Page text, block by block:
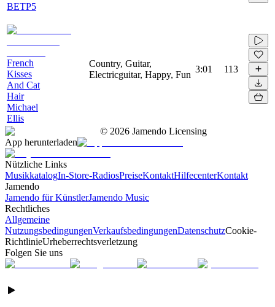
BETP5
French
Kisses
And Cat
Hair
Michael
Ellis
Country, Guitar,
Electricguitar, Happy, Fun
3:01 113
© 2026 Jamendo Licensing
App herunterladen
Nützliche Links
MusikkatalogIn-Store-RadiosPreiseKontaktHilfecenterKontakt
Jamendo
Jamendo für KünstlerJamendo Music
Rechtliches
Allgemeine
NutzungsbedingungenVerkaufsbedingungenDatenschutzCookie-
RichtlinieUrheberrechtsverletzung
Folgen Sie uns